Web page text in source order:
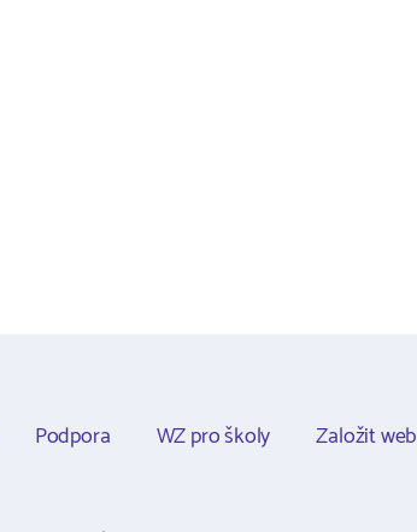
Podpora WZ pro školy Založit web